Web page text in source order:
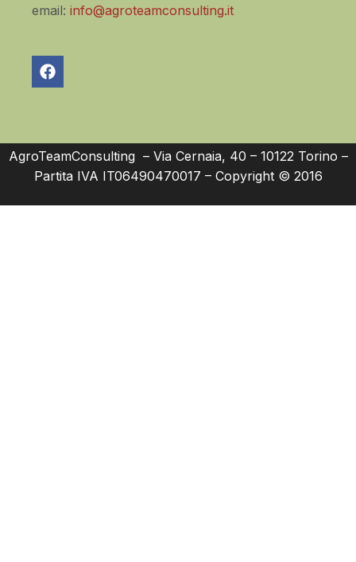
email: info@agroteamconsulting.it
AgroTeamConsulting – Via Cernaia, 40 – 10122 Torino –
Partita IVA IT06490470017 – Copyright © 2016